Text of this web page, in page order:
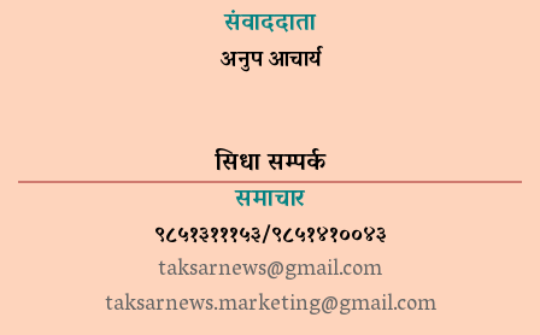
संवाददाता
अनुप आचार्य
सिधा सम्पर्क
समाचार
९८५१३१११५३/९८५१४१००४३
taksarnews@gmail.com
taksarnews.marketing@gmail.com